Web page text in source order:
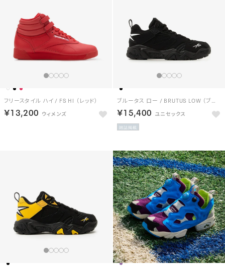
フリースタイル ハイ / FS HI （レッド）
￥13,200
ブルータス ロー / BRUTUS LOW （ブラック）
￥15,400
雑誌掲載